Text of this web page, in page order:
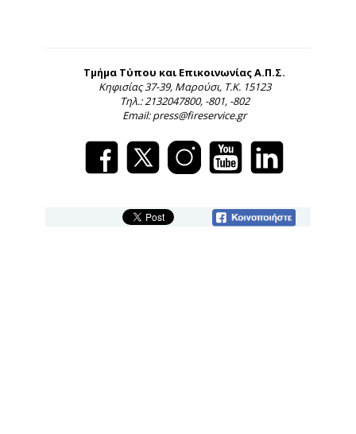
Τμήμα Τύπου και Επικοινωνίας Α.Π.Σ.
Κηφισίας 37-39, Μαρούσι, Τ.Κ. 15123
Τηλ.: 2132047800, -801, -802
Email: press@fireservice.gr